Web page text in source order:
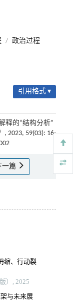
/ 政治过程
引用格式 ▾
释的“结构分析”
, 2023, 59(03): 16-
一篇